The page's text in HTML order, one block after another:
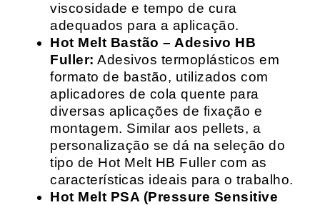
viscosidade e tempo de cura
adequados para a aplicação.
Hot Melt Bastão – Adesivo HB
Fuller: Adesivos termoplásticos em
formato de bastão, utilizados com
aplicadores de cola quente para
diversas aplicações de fixação e
montagem. Similar aos pellets, a
personalização se dá na seleção do
tipo de Hot Melt HB Fuller com as
características ideais para o trabalho.
Hot Melt PSA (Pressure Sensitive